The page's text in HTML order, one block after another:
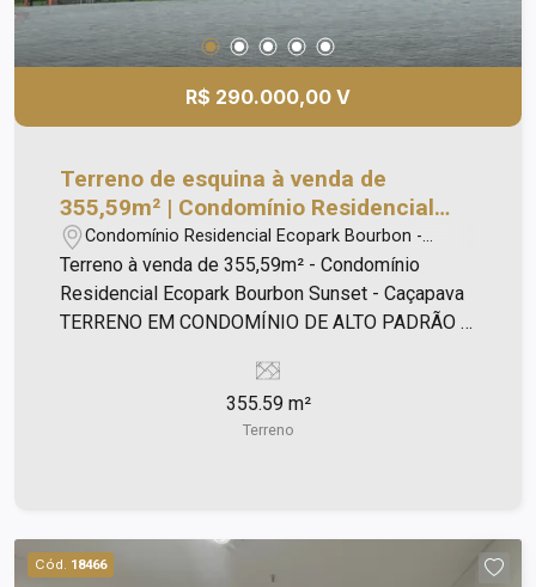
R$ 290.000,00 V
Terreno de esquina à venda de
355,59m² | Condomínio Residencial
Ecopark Bourbon Sunset | Caçapava |
Condomínio Residencial Ecopark Bourbon -
Caçapava/SP
Terreno à venda de 355,59m² - Condomínio
Residencial Ecopark Bourbon Sunset - Caçapava
TERRENO EM CONDOMÍNIO DE ALTO PADRÃO À
e próximo a área de lazer com excelente
Restaurantes, Escola, Farmácia, Shopping Center,
Supermercado. Características: Spa /
355.59 m²
Terreno
Cód. 18466